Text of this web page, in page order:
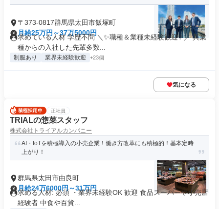
〒373-0817群馬県太田市飯塚町
月給25万円～37万5000円
求めている人材 学歴不問 ＼✨職種＆業種未経験歓迎✨／ 異業
種からの入社した先輩多数...
制服あり 業界未経験歓迎 +23個
気になる
正社員
TRIALの惣菜スタッフ
株式会社トライアルカンパニー
AI・IoTを積極導入の小売企業！働き方改革にも積極的！基本定時
上がり！
群馬県太田市由良町
月給24万6000円～31万円
求める人材: 必須 ・業界未経験OK 歓迎 食品スーパーや小売店
経験者 中食や百貨...